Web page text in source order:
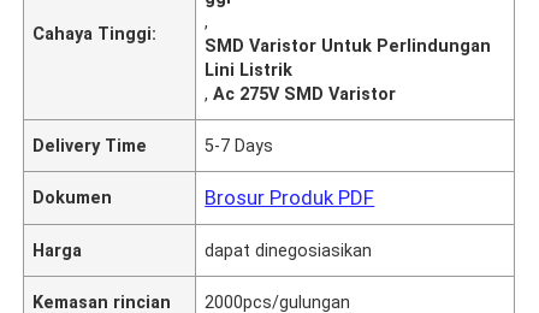
Cahaya Tinggi:
,
SMD Varistor Untuk Perlindungan
Lini Listrik
,Ac 275V SMD Varistor
Delivery Time 5-7 Days
Dokumen Brosur Produk PDF
Harga dapat dinegosiasikan
Kemasan rincian 2000pcs/gulungan